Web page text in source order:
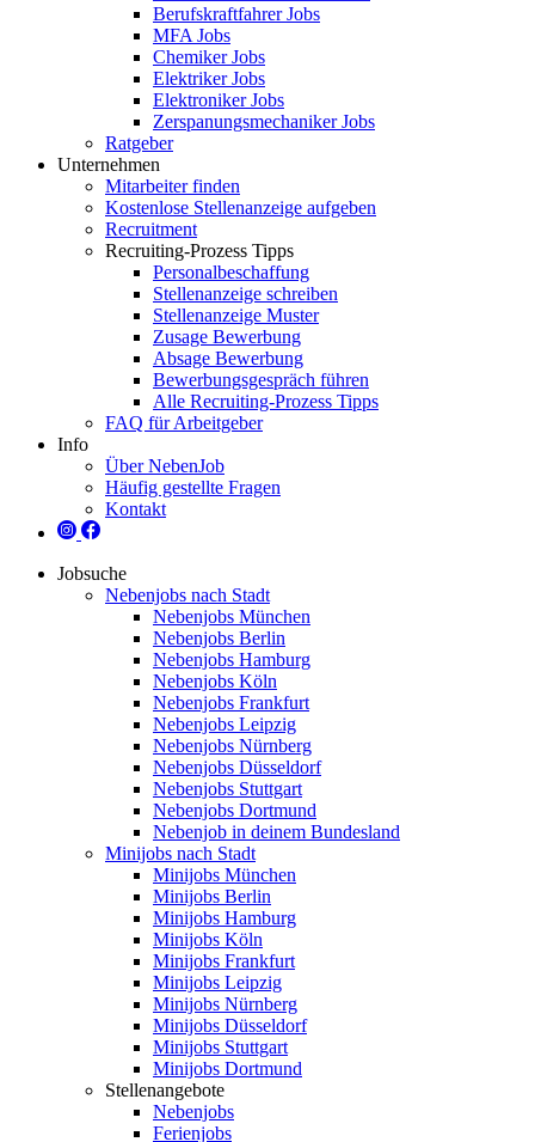
Berufskraftfahrer Jobs
MFA Jobs
Chemiker Jobs
Elektriker Jobs
Elektroniker Jobs
Zerspanungsmechaniker Jobs
Ratgeber
Unternehmen
Mitarbeiter finden
Kostenlose Stellenanzeige aufgeben
Recruitment
Recruiting-Prozess Tipps
Personalbeschaffung
Stellenanzeige schreiben
Stellenanzeige Muster
Zusage Bewerbung
Absage Bewerbung
Bewerbungsgespräch führen
Alle Recruiting-Prozess Tipps
FAQ für Arbeitgeber
Info
Über NebenJob
Häufig gestellte Fragen
Kontakt
Jobsuche
Nebenjobs nach Stadt
Nebenjobs München
Nebenjobs Berlin
Nebenjobs Hamburg
Nebenjobs Köln
Nebenjobs Frankfurt
Nebenjobs Leipzig
Nebenjobs Nürnberg
Nebenjobs Düsseldorf
Nebenjobs Stuttgart
Nebenjobs Dortmund
Nebenjob in deinem Bundesland
Minijobs nach Stadt
Minijobs München
Minijobs Berlin
Minijobs Hamburg
Minijobs Köln
Minijobs Frankfurt
Minijobs Leipzig
Minijobs Nürnberg
Minijobs Düsseldorf
Minijobs Stuttgart
Minijobs Dortmund
Stellenangebote
Nebenjobs
Ferienjobs